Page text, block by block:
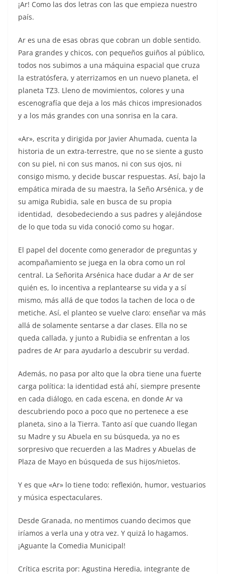
o
k
p
¡Ar! Como las dos letras con las que empieza nuestro
país.
Ar es una de esas obras que cobran un doble sentido.
Para grandes y chicos, con pequeños guiños al público,
todos nos subimos a una máquina espacial que cruza
la estratósfera, y aterrizamos en un nuevo planeta, el
planeta TZ3. Lleno de movimientos, colores y una
escenografía que deja a los más chicos impresionados
y a los más grandes con una sonrisa en la cara.
«Ar», escrita y dirigida por Javier Ahumada, cuenta la
historia de un extra-terrestre, que no se siente a gusto
con su piel, ni con sus manos, ni con sus ojos, ni
consigo mismo, y decide buscar respuestas. Así, bajo la
empática mirada de su maestra, la Seño Arsénica, y de
su amiga Rubidia, sale en busca de su propia
identidad, desobedeciendo a sus padres y alejándose
de lo que toda su vida conoció como su hogar.
El papel del docente como generador de preguntas y
acompañamiento se juega en la obra como un rol
central. La Señorita Arsénica hace dudar a Ar de ser
quién es, lo incentiva a replantearse su vida y a sí
mismo, más allá de que todos la tachen de loca o de
metiche. Así, el planteo se vuelve claro: enseñar va más
allá de solamente sentarse a dar clases. Ella no se
queda callada, y junto a Rubidia se enfrentan a los
padres de Ar para ayudarlo a descubrir su verdad.
Además, no pasa por alto que la obra tiene una fuerte
carga política: la identidad está ahí, siempre presente
en cada diálogo, en cada escena, en donde Ar va
descubriendo poco a poco que no pertenece a ese
planeta, sino a la Tierra. Tanto así que cuando llegan
su Madre y su Abuela en su búsqueda, ya no es
sorpresivo que recuerden a las Madres y Abuelas de
Plaza de Mayo en búsqueda de sus hijos/nietos.
Y es que «Ar» lo tiene todo: reflexión, humor, vestuarios
y música espectaculares.
Desde Granada, no mentimos cuando decimos que
iríamos a verla una y otra vez. Y quizá lo hagamos.
¡Aguante la Comedia Municipal!
Crítica escrita por: Agustina Heredia, integrante de